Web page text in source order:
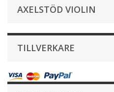
AXELSTÖD VIOLIN
TILLVERKARE